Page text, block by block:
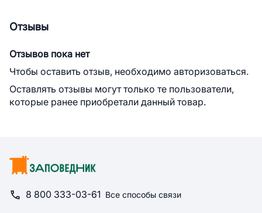
Отзывы
Отзывов пока нет
Чтобы оставить отзыв, необходимо авторизоваться.
Оставлять отзывы могут только те пользователи,
которые ранее приобретали данный товар.
8 800 333-03-61 Все способы связи